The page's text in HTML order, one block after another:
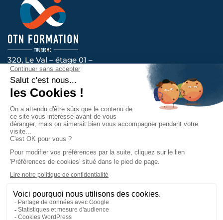
320, Le Val – étage 01 –
14200 HEROUVILLE-SAINT-CLAIR
Voir l’itinéraire
Nous vous accompagnons au quotidien, contactez-
nous !
Prendre contact
au titre de la catégorie d’action
suivante : ACTIONS DE FORMATION.
Mentions légales